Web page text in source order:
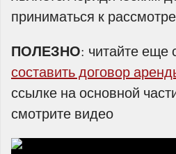
приниматься к
ПОЛЕЗНО: читайте еще
составить договор
ссылке на основной
смотрите видео